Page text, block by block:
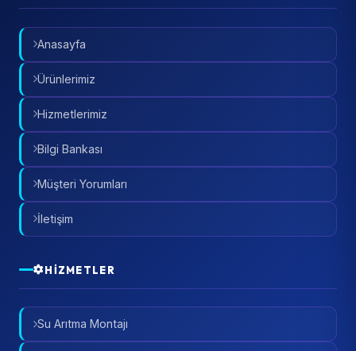
Anasayfa
Ürünlerimiz
Hizmetlerimiz
Bilgi Bankası
Müşteri Yorumları
İletişim
HIZMETLER
Su Arıtma Montajı